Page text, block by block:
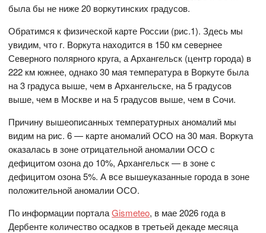
была бы не ниже 20 воркутинских градусов.
Обратимся к физической карте России (рис.1). Здесь мы
увидим, что г. Воркута находится в 150 км севернее
Северного полярного круга, а Архангельск (центр города) в
222 км южнее, однако 30 мая температура в Воркуте была
на 3 градуса выше, чем в Архангельске, на 5 градусов
выше, чем в Москве и на 5 градусов выше, чем в Сочи.
Причину вышеописанных температурных аномалий мы
видим на рис. 6 — карте аномалий ОСО на 30 мая. Воркута
оказалась в зоне отрицательной аномалии ОСО с
дефицитом озона до 10%, Архангельск — в зоне с
дефицитом озона 5%. А все вышеуказанные города в зоне
положительной аномалии ОСО.
По информации порталаGismeteo, в мае 2026 года в
Дербенте количество осадков в третьей декаде месяца